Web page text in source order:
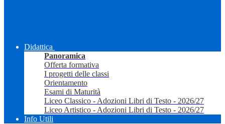
Didattica
Panoramica
Offerta formativa
I progetti delle classi
Orientamento
Esami di Maturità
Liceo Classico - Adozioni Libri di Testo - 2026/27
Liceo Artistico - Adozioni Libri di Testo - 2026/27
Info Utili